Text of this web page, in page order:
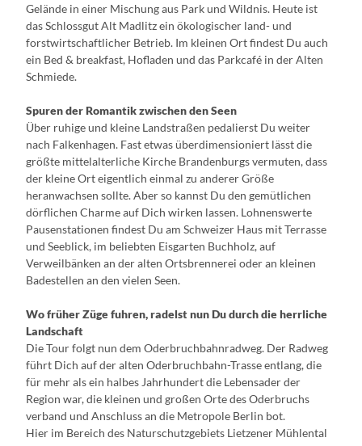
Gelände in einer Mischung aus Park und Wildnis. Heute ist
das Schlossgut Alt Madlitz ein ökologischer land- und
forstwirtschaftlicher Betrieb. Im kleinen Ort findest Du auch
ein Bed & breakfast, Hofladen und das Parkcafé in der Alten
Schmiede.
Spuren der Romantik zwischen den Seen
Über ruhige und kleine Landstraßen pedalierst Du weiter
nach Falkenhagen. Fast etwas überdimensioniert lässt die
größte mittelalterliche Kirche Brandenburgs vermuten, dass
der kleine Ort eigentlich einmal zu anderer Größe
heranwachsen sollte. Aber so kannst Du den gemütlichen
dörflichen Charme auf Dich wirken lassen. Lohnenswerte
Pausenstationen findest Du am Schweizer Haus mit Terrasse
und Seeblick, im beliebten Eisgarten Buchholz, auf
Verweilbänken an der alten Ortsbrennerei oder an kleinen
Badestellen an den vielen Seen.
Wo früher Züge fuhren, radelst nun Du durch die herrliche
Landschaft
Die Tour folgt nun dem Oderbruchbahnradweg. Der Radweg
führt Dich auf der alten Oderbruchbahn-Trasse entlang, die
für mehr als ein halbes Jahrhundert die Lebensader der
Region war, die kleinen und großen Orte des Oderbruchs
verband und Anschluss an die Metropole Berlin bot.
Hier im Bereich des Naturschutzgebiets Lietzener Mühlental